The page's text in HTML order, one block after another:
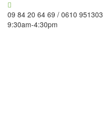
09 84 20 64 69 / 0610 951303
9:30am-4:30pm